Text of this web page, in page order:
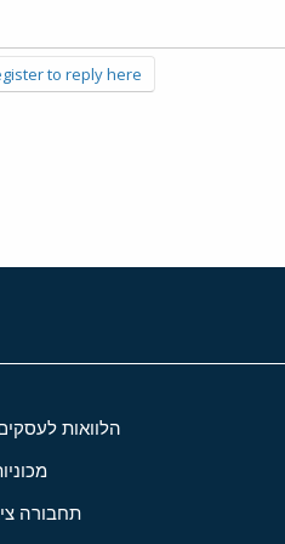
to reply here.
הלוואות
תחבורה